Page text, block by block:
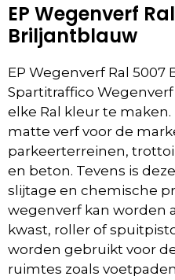
EP Wegenverf
Briljantblauw
EP Wegenverf Ral 5007
Spartitraffico Wegenverf
elke Ral kleur te
matte verf voor de
parkeerterreinen,
en beton. Tevens is
slijtage en chemische
wegenverf kan worden
kwast, roller of
worden gebruikt voor
ruimtes zoals